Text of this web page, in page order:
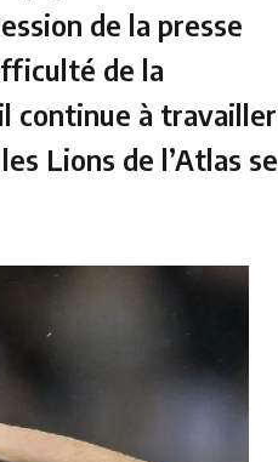
de la presse
de la
continue à travailler
Lions de l’Atlas se